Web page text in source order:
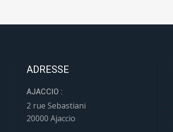
ADRESSE
AJACCIO :
2 rue Sebastiani
20000 Ajaccio